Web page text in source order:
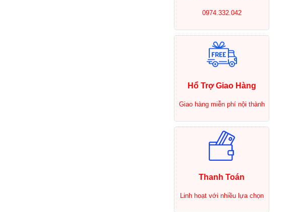
0974.332.042
Hổ Trợ Giao Hàng
Giao hàng miễn phí nội thành
Thanh Toán
Linh hoạt với nhiều lựa chọn